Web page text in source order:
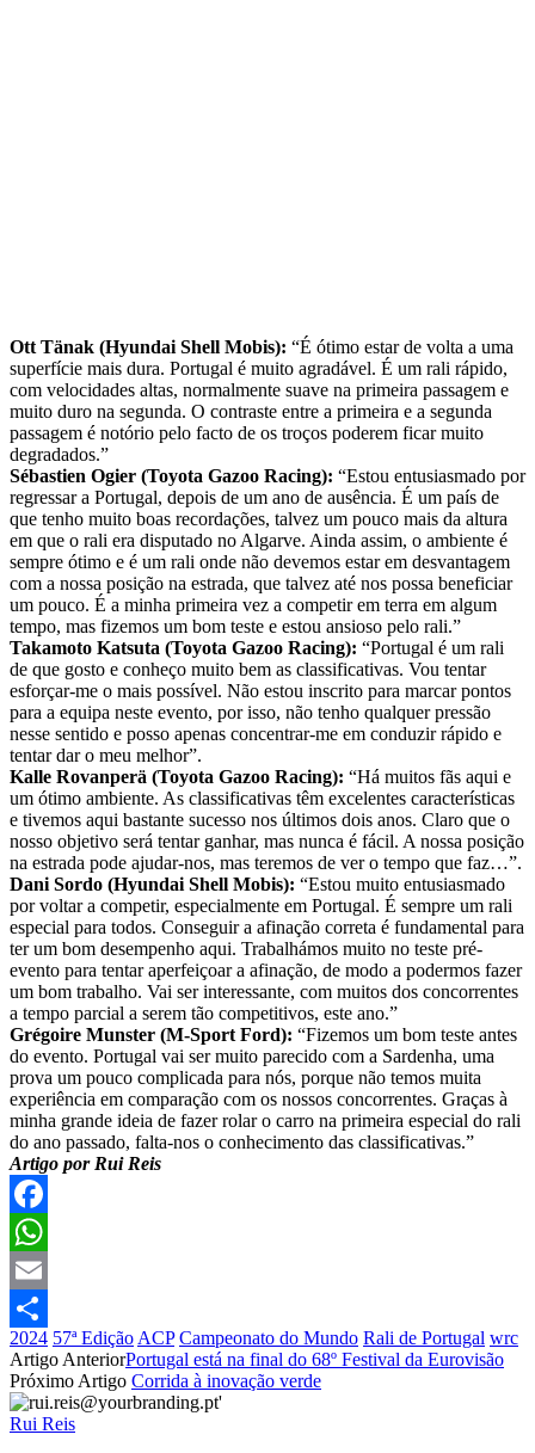
Ott Tänak (Hyundai Shell Mobis): “É ótimo estar de volta a uma
superfície mais dura. Portugal é muito agradável. É um rali rápido,
com velocidades altas, normalmente suave na primeira passagem e
muito duro na segunda. O contraste entre a primeira e a segunda
passagem é notório pelo facto de os troços poderem ficar muito
degradados.”
Sébastien Ogier (Toyota Gazoo Racing): “Estou entusiasmado por
regressar a Portugal, depois de um ano de ausência. É um país de
que tenho muito boas recordações, talvez um pouco mais da altura
em que o rali era disputado no Algarve. Ainda assim, o ambiente é
sempre ótimo e é um rali onde não devemos estar em desvantagem
com a nossa posição na estrada, que talvez até nos possa beneficiar
um pouco. É a minha primeira vez a competir em terra em algum
tempo, mas fizemos um bom teste e estou ansioso pelo rali.”
Takamoto Katsuta (Toyota Gazoo Racing): “Portugal é um rali
de que gosto e conheço muito bem as classificativas. Vou tentar
esforçar-me o mais possível. Não estou inscrito para marcar pontos
para a equipa neste evento, por isso, não tenho qualquer pressão
nesse sentido e posso apenas concentrar-me em conduzir rápido e
tentar dar o meu melhor”.
Kalle Rovanperä (Toyota Gazoo Racing): “Há muitos fãs aqui e
um ótimo ambiente. As classificativas têm excelentes características
e tivemos aqui bastante sucesso nos últimos dois anos. Claro que o
nosso objetivo será tentar ganhar, mas nunca é fácil. A nossa posição
na estrada pode ajudar-nos, mas teremos de ver o tempo que faz…”.
Dani Sordo (Hyundai Shell Mobis): “Estou muito entusiasmado
por voltar a competir, especialmente em Portugal. É sempre um rali
especial para todos. Conseguir a afinação correta é fundamental para
ter um bom desempenho aqui. Trabalhámos muito no teste pré-
evento para tentar aperfeiçoar a afinação, de modo a podermos fazer
um bom trabalho. Vai ser interessante, com muitos dos concorrentes
a tempo parcial a serem tão competitivos, este ano.”
Grégoire Munster (M-Sport Ford): “Fizemos um bom teste antes
do evento. Portugal vai ser muito parecido com a Sardenha, uma
prova um pouco complicada para nós, porque não temos muita
experiência em comparação com os nossos concorrentes. Graças à
minha grande ideia de fazer rolar o carro na primeira especial do rali
do ano passado, falta-nos o conhecimento das classificativas.”
Artigo por Rui Reis
Facebook
WhatsApp
Email
Partilhar
2024 57ª EdiçãoACP Campeonato do Mundo Rali de Portugal wrc
Artigo AnteriorPortugal está na final do 68º Festival da Eurovisão
Próximo Artigo Corrida à inovação verde
Rui Reis